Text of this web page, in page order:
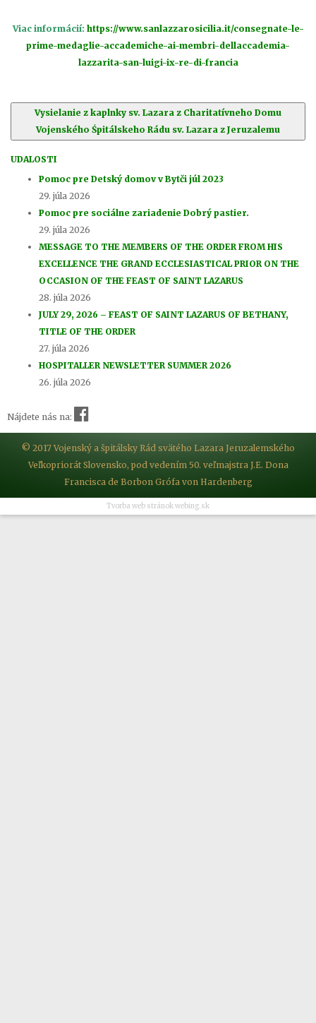
Viac informácií: https://www.sanlazzarosicilia.it/consegnate-le-
prime-medaglie-accademiche-ai-membri-dellaccademia-
lazzarita-san-luigi-ix-re-di-francia
Vysielanie z kaplnky sv. Lazara z Charitatívneho Domu
Vojenského Śpitálskeho Rádu sv. Lazara z Jeruzalemu
UDALOSTI
Pomoc pre Detský domov v Bytči júl 2023
29. júla 2026
Pomoc pre sociálne zariadenie Dobrý pastier.
29. júla 2026
MESSAGE TO THE MEMBERS OF THE ORDER FROM HIS
EXCELLENCE THE GRAND ECCLESIASTICAL PRIOR ON THE
OCCASION OF THE FEAST OF SAINT LAZARUS
28. júla 2026
JULY 29, 2026 – FEAST OF SAINT LAZARUS OF BETHANY,
TITLE OF THE ORDER
27. júla 2026
HOSPITALLER NEWSLETTER SUMMER 2026
26. júla 2026
Nájdete nás na:
© 2017 Vojenský a špitálsky Rád svätého Lazara Jeruzalemského
Veľkopriorát Slovensko, pod vedením 50. veľmajstra J.E. Dona
Francisca de Borbon Grófa von Hardenberg
Tvorba web stránok webing.sk